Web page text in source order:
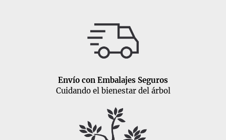
Envío con Embalajes Seguros
Cuidando el bienestar del árbol